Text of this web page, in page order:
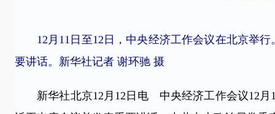
12月11日至12日，中央经济工作会议在北京举行
要讲话。新华社记者 谢环驰 摄
新华社北京12月12日电 中央经济工作会议12月